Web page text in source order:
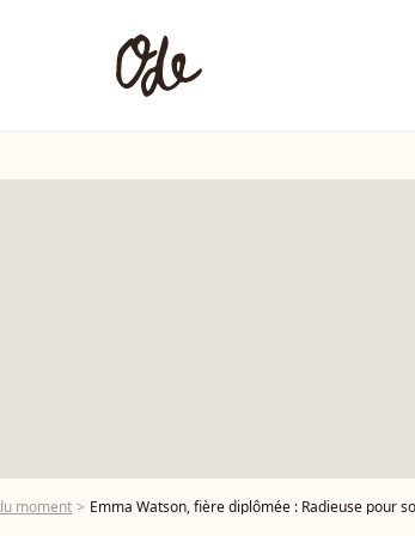
moment Emma Watson, fière diplômée : Radieuse pour